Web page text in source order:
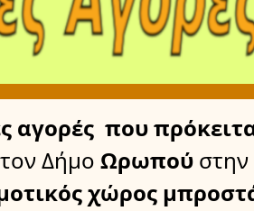
αγορές που
Δήμο Ωρωπού
χώρος